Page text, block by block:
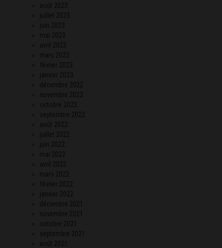
août 2023
juillet 2023
juin 2023
mai 2023
avril 2023
mars 2023
février 2023
janvier 2023
décembre 2022
novembre 2022
octobre 2022
septembre 2022
août 2022
juillet 2022
juin 2022
mai 2022
avril 2022
mars 2022
février 2022
janvier 2022
décembre 2021
novembre 2021
octobre 2021
septembre 2021
août 2021